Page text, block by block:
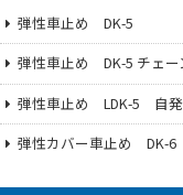
弾性車止め DK-5
弾性車止め DK-5 チェー
弾性車止め LDK-5 自
弾性カバー車止め DK-6